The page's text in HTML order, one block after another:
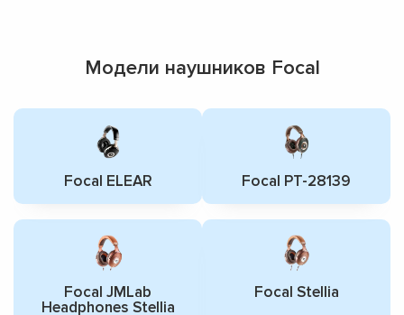
Модели наушников Focal
Focal ELEAR Focal PT-28139
Focal JMLab
Headphones Stellia
Focal Stellia